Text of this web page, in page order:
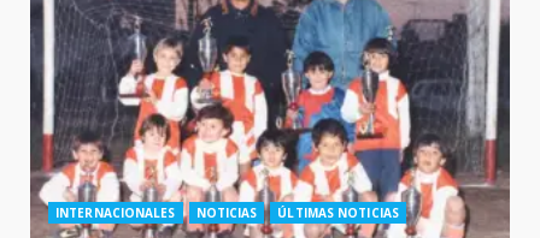
INTERNACIONALES NOTICIAS ÚLTIMAS NOTICIAS